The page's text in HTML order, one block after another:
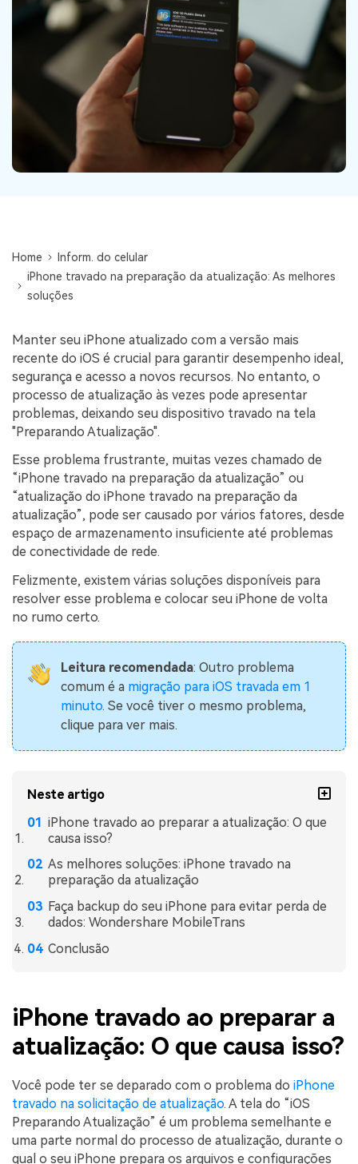
Backup e restauração
Fazer backup de até 18 tipos de dados e dados do
WhatsApp para o computador. E restaurar
backups facilmente.
Recuperar visulização única de WhatsApp
Recupere todas as mídias de visulização única do
WhatsApp — fotos, vídeos e mensagens de voz.
Mutsapper
Transferir dados do WhatsApp e WhatsApp
Business sem redefinição de fábrica.
MobileTrans App
Transferir dados do telefone, dados do
WhatsApp e arquivos entre dispositivos.
WeLastseen
e informado.
Home
Inform. do celular
iPhone travado na preparação da atualização: As melhores
soluções
Manter seu iPhone atualizado com a versão mais
recente do iOS é crucial para garantir desempenho ideal,
segurança e acesso a novos recursos. No entanto, o
processo de atualização às vezes pode apresentar
problemas, deixando seu dispositivo travado na tela
"Preparando Atualização".
Esse problema frustrante, muitas vezes chamado de
“iPhone travado na preparação da atualização” ou
“atualização do iPhone travado na preparação da
atualização”, pode ser causado por vários fatores, desde
espaço de armazenamento insuficiente até problemas
de conectividade de rede.
Felizmente, existem várias soluções disponíveis para
resolver esse problema e colocar seu iPhone de volta
no rumo certo.
Leitura recomendada: Outro problema
comum é a migração para iOS travada em 1
minuto. Se você tiver o mesmo problema,
clique para ver mais.
Neste artigo
iPhone travado ao preparar a atualização: O que
causa isso?
As melhores soluções: iPhone travado na
preparação da atualização
Faça backup do seu iPhone para evitar perda de
dados: Wondershare MobileTrans
Conclusão
iPhone travado ao preparar a
atualização: O que causa isso?
Você pode ter se deparado com o problema do iPhone
travado na solicitação de atualização. A tela do “iOS
Preparando Atualização” é um problema semelhante e
uma parte normal do processo de atualização, durante o
qual o seu iPhone prepara os arquivos e configurações